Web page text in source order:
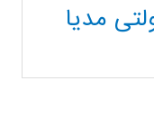
مدیا